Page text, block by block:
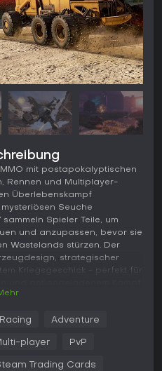
mit postapokalyptischen
Rennen und Multiplayer-
Überlebenskampf
Seuche
Spieler Teile, um
und anzupassen, bevor sie
Wastelands stürzen. Der
strategischer
Kriegsgeschick - perfekt für
eigene Fahrzeuge aus
Teile
wie Stealth oder Nachlade-
Racing Adventure
player PvP
Trading Cards